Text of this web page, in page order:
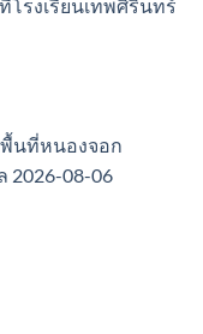
โรงเรียนเทพศิรินทร์
พื้นที่หนองจอก
2026-08-06